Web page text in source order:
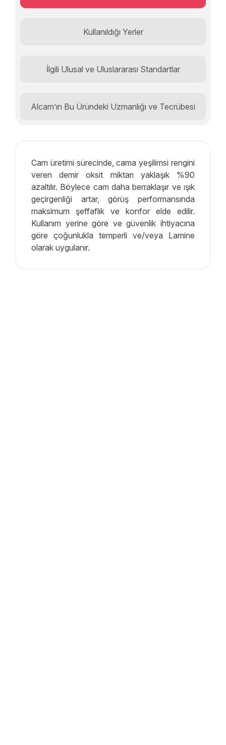
Kullanıldığı Yerler
İlgili Ulusal ve Uluslararası Standartlar
Alcam’ın Bu Üründeki Uzmanlığı ve Tecrübesi
Cam üretimi sürecinde, cama yeşilimsi rengini
veren demir oksit miktarı yaklaşık %90
azaltılır. Böylece cam daha berraklaşır ve ışık
geçirgenliği artar, görüş performansında
maksimum şeffaflık ve konfor elde edilir.
Kullanım yerine göre ve güvenlik ihtiyacına
göre çoğunlukla temperli ve/veya Lamine
olarak uygulanır.